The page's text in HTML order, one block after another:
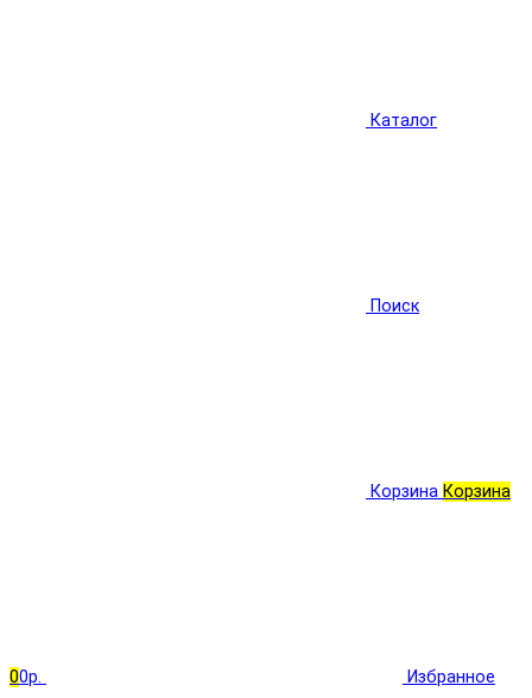
Каталог
Поиск
Корзина Корзина
00р. Избранное